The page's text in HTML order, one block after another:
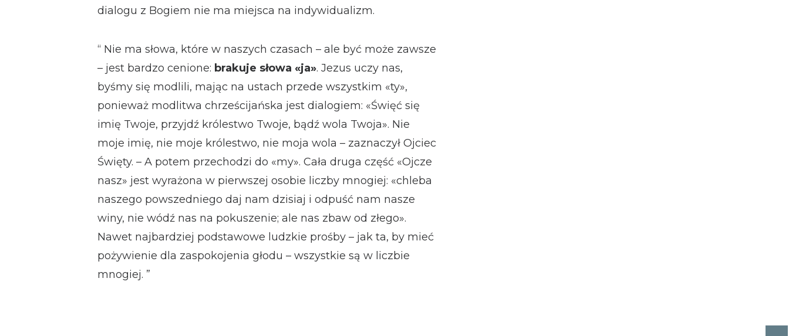
dialogu z Bogiem nie ma miejsca na indywidualizm.
“ Nie ma słowa, które w naszych czasach – ale być może zawsze
– jest bardzo cenione: brakuje słowa «ja». Jezus uczy nas,
byśmy się modlili, mając na ustach przede wszystkim «ty»,
ponieważ modlitwa chrześcijańska jest dialogiem: «Święć się
imię Twoje, przyjdź królestwo Twoje, bądź wola Twoja». Nie
moje imię, nie moje królestwo, nie moja wola – zaznaczył Ojciec
Święty. – A potem przechodzi do «my». Cała druga część «Ojcze
nasz» jest wyrażona w pierwszej osobie liczby mnogiej: «chleba
naszego powszedniego daj nam dzisiaj i odpuść nam nasze
winy, nie wódź nas na pokuszenie; ale nas zbaw od złego».
Nawet najbardziej podstawowe ludzkie prośby – jak ta, by mieć
pożywienie dla zaspokojenia głodu – wszystkie są w liczbie
mnogiej. ”